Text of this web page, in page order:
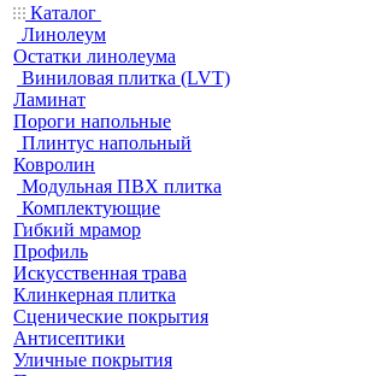
Каталог
Линолеум
Остатки линолеума
Виниловая плитка (LVT)
Ламинат
Пороги напольные
Плинтус напольный
Ковролин
Модульная ПВХ плитка
Комплектующие
Гибкий мрамор
Профиль
Искусственная трава
Клинкерная плитка
Сценические покрытия
Антисептики
Уличные покрытия